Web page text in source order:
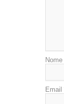
Nome
Email